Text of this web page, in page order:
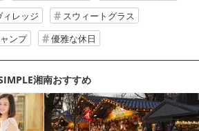
レッジ
スウィートグラス
ンプ 優雅な休日
湘南おすすめ
事を読む